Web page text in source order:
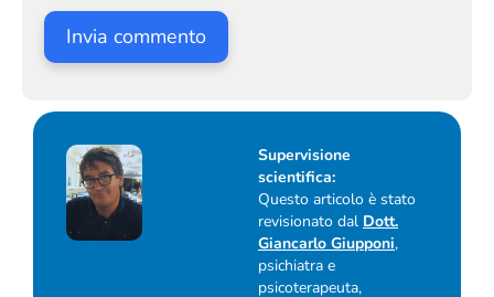
Supervisione
scientifica:
Questo articolo è stato
revisionato dal Dott.
Giancarlo Giupponi,
psichiatra e
psicoterapeuta,